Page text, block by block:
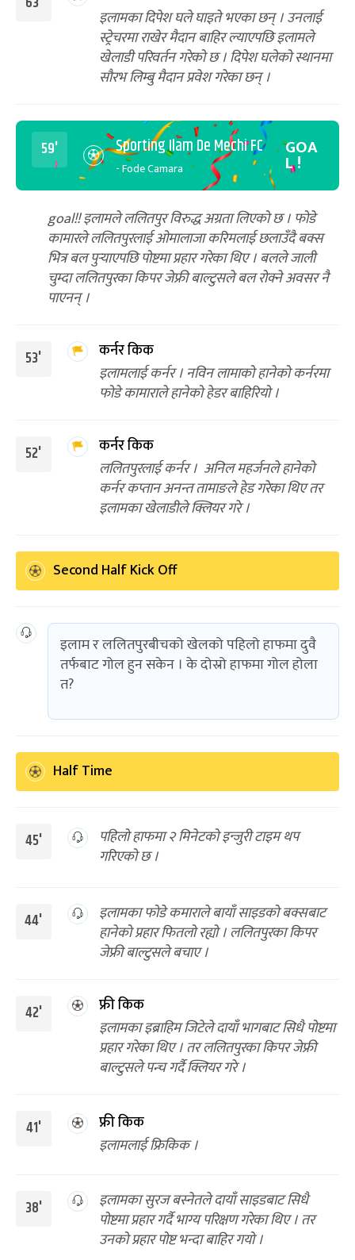
इलामका दिपेश घले घाइते भएका छन् । उनलाई
स्ट्रेचरमा राखेर मैदान बाहिर ल्याएपछि इलामले
खेलाडी परिवर्तन गरेको छ । दिपेश घलेको स्थानमा
सौरभ लिम्बु मैदान प्रवेश गरेका छन् ।
59' Sporting Ilam De Mechi FC
- Fode Camara
GOA
L !
goal!! इलामले ललितपुर विरुद्ध अग्रता लिएको छ । फोडे
कामारले ललितपुरलाई ओमालाजा करिमलाई छलाउँदै बक्स
भित्र बल पुर्‍याएपछि पोष्टमा प्रहार गरेका थिए । बलले जाली
चुम्दा ललितपुरका किपर जेफ्री बाल्टुसले बल रोक्ने अवसर नै
पाएनन् ।
53'
कर्नर किक
इलामलाई कर्नर । नविन लामाको हानेको कर्नरमा
फोडे कामाराले हानेको हेडर बाहिरियो ।
52'
कर्नर किक
ललितपुरलाई कर्नर । अनिल महर्जनले हानेको
कर्नर कप्तान अनन्त तामाङले हेड गरेका थिए तर
इलामका खेलाडीले क्लियर गरे ।
Second Half Kick Off
इलाम र ललितपुरबीचको खेलको पहिलो हाफमा दुवै
तर्फबाट गोल हुन सकेन । के दोस्रो हाफमा गोल होला
त?
Half Time
45'
पहिलो हाफमा २ मिनेटको इन्जुरी टाइम थप
गरिएको छ ।
44'
इलामका फोडे कमाराले बायाँ साइडको बक्सबाट
हानेको प्रहार फितलो रह्यो । ललितपुरका किपर
जेफ्री बाल्टुसले बचाए ।
42'
फ्री किक
इलामका इब्राहिम जिटेले दायाँ भागबाट सिधै पोष्टमा
प्रहार गरेका थिए । तर ललितपुरका किपर जेफ्री
बाल्टुसले पन्च गर्दै क्लियर गरे ।
41'
फ्री किक
इलामलाई फ्रिकिक ।
38'
इलामका सुरज बस्नेतले दायाँ साइडबाट सिधै
पोष्टमा प्रहार गर्दै भाग्य परिक्षण गरेका थिए । तर
उनको प्रहार पोष्ट भन्दा बाहिर गयो ।